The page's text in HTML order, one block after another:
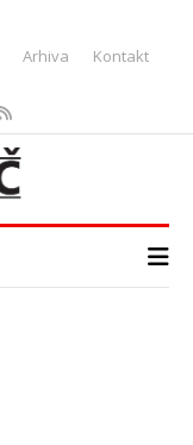
Arhiva
Kontakt